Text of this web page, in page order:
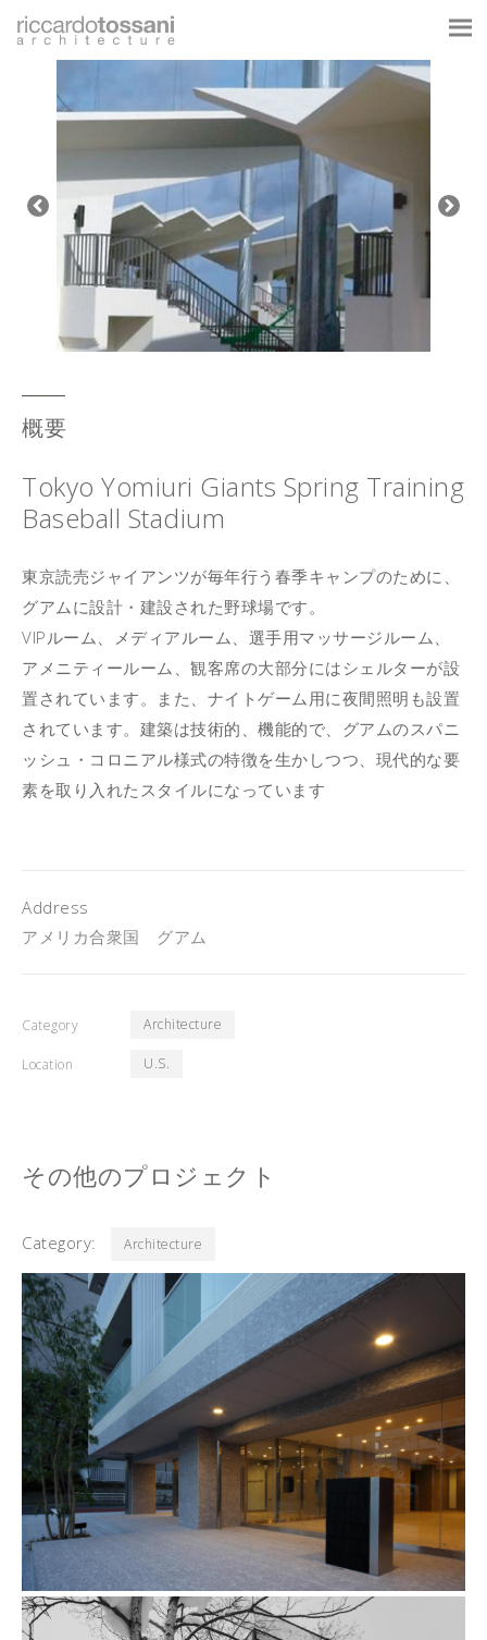
概要
Tokyo Yomiuri Giants Spring Training
Baseball Stadium
東京読売ジャイアンツが毎年行う春季キャンプのために、
グアムに設計・建設された野球場です。
VIPルーム、メディアルーム、選手用マッサージルーム、
アメニティールーム、観客席の大部分にはシェルターが設
置されています。また、ナイトゲーム用に夜間照明も設置
されています。建築は技術的、機能的で、グアムのスパニ
ッシュ・コロニアル様式の特徴を生かしつつ、現代的な要
素を取り入れたスタイルになっています
Address
アメリカ合衆国 グアム
Category Architecture
Location U.S.
その他のプロジェクト
Category: Architecture